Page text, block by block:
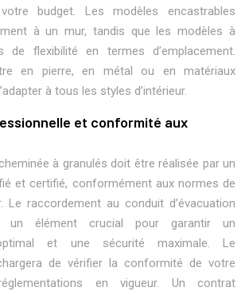
budget. Les modèles encastrables
à un mur, tandis que les modèles à
flexibilité en termes d’emplacement.
en pierre, en métal ou en matériaux
à tous les styles d’intérieur.
et conformité aux
à granulés doit être réalisée par un
et certifié, conformément aux normes de
Le raccordement au conduit d’évacuation
élément crucial pour garantir un
et une sécurité maximale. Le
de vérifier la conformité de votre
en vigueur. Un contrat